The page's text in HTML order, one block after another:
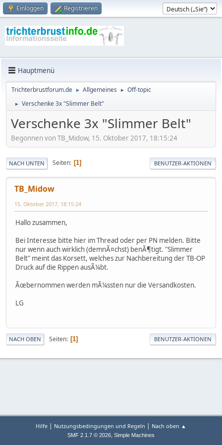
Einloggen Registrieren
Hauptmenü
Trichterbrustforum.de ► Allgemeines ► Off-topic
► Verschenke 3x "Slimmer Belt"
Verschenke 3x "Slimmer Belt"
Begonnen von TB_Midow, 15. Oktober 2017, 18:15:24
NACH UNTEN Seiten 1 BENUTZER-AKTIONEN
TB_Midow
15. Oktober 2017, 18:15:24
Hallo zusammen,
Bei Interesse bitte hier im Thread oder per PN melden. Bitte
nur wenn auch wirklich (demnÃ¤chst) benÃ¶tigt. "Slimmer
Belt" meint das Korsett, welches zur Nachbereitung der TB-OP
Druck auf die Rippen ausÃ¼bt.
Ãœbernommen werden mÃ¼ssten nur die Versandkosten.
LG
NACH OBEN Seiten 1 BENUTZER-AKTIONEN
Hilfe | Nutzungsbedingungen und Regeln | Nach oben ▲
SMF 2.1.7 © 2026, Simple Machines